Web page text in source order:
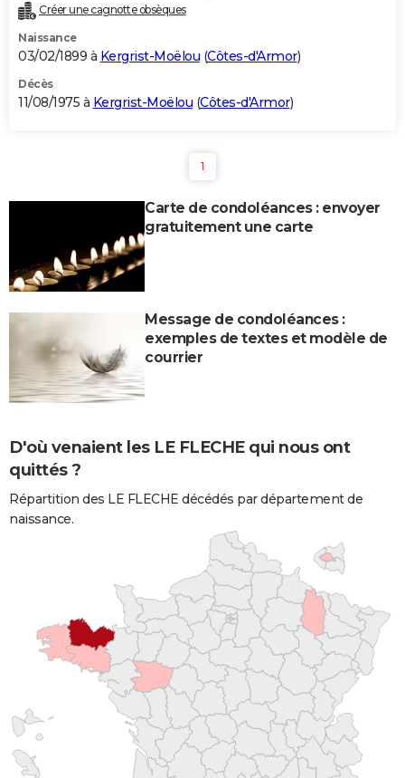
Créer une cagnotte obsèques
Naissance
03/02/1899 à Kergrist-Moëlou (Côtes-d'Armor)
Décès
11/08/1975 à Kergrist-Moëlou (Côtes-d'Armor)
1
Carte de condoléances : envoyer
gratuitement une carte
Message de condoléances :
exemples de textes et modèle de
courrier
D'où venaient les LE FLECHE qui nous ont
quittés ?
Répartition des LE FLECHE décédés par département de
naissance.